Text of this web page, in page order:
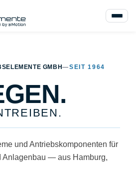
GMBH—SEIT 1964
und Antriebskomponenten für
Anlagenbau — aus Hamburg,